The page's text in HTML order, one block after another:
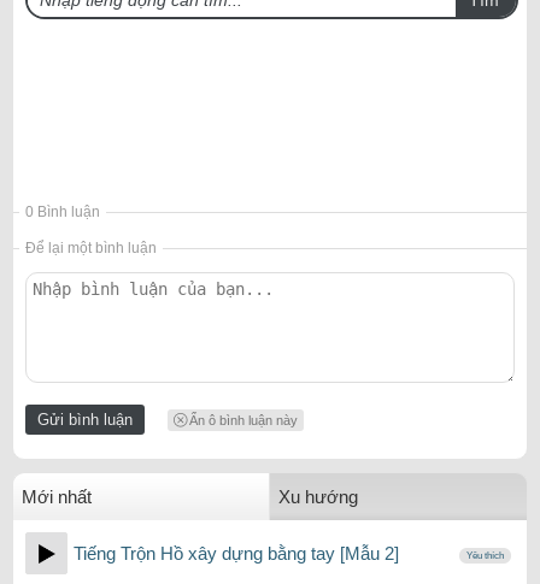
0 Bình luận
Để lại một bình luận
Ẩn ô bình luận này
Mới nhất Xu hướng
Tiếng Trộn Hồ xây dựng bằng tay [Mẫu 2] Yêu thích